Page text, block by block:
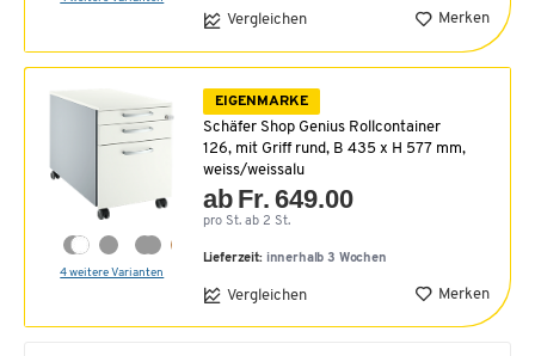
Vergleichen Merken
4 weitere Varianten
EIGENMARKE
Schäfer Shop Genius Rollcontainer
126, mit Griff rund, B 435 x H 577 mm,
weiss/weissalu
ab Fr. 649.00
pro St. ab 2 St.
Lieferzeit: innerhalb 3 Wochen
Vergleichen Merken